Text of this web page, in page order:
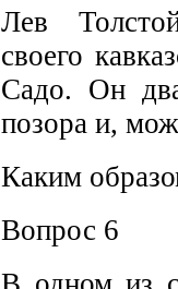
Лев
своего
Садо. Он
позора и,
Каким
Вопрос 6